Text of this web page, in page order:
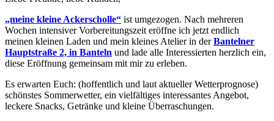
„meine kleine Ackerscholle“ ist umgezogen. Nach mehreren
Wochen intensiver Vorbereitungszeit eröffne ich jetzt endlich
meinen kleinen Laden und mein kleines Atelier in derBantelner
Hauptstraße 2, in Banteln und lade alle Interessierten herzlich ein,
diese Eröffnung gemeinsam mit mir zu erleben.
Es erwarten Euch: (hoffentlich und laut aktueller Wetterprognose)
schönstes Sommerwetter, ein vielfältiges interessantes Angebot,
leckere Snacks, Getränke und kleine Überraschungen.